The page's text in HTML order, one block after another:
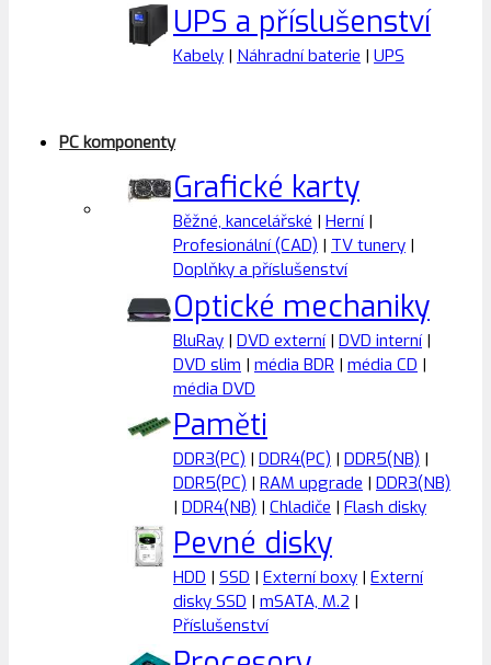
UPS a příslušenství
Kabely | Náhradní baterie | UPS
PC komponenty
Grafické karty
Běžné, kancelářské | Herní|
Profesionální (CAD) | TV tunery |
Doplňky a příslušenství
Optické mechaniky
BluRay | DVD externí| DVD interní|
DVD slim | média BDR | média CD |
média DVD
Paměti
DDR3(PC) | DDR4(PC) | DDR5(NB) |
DDR5(PC) | RAM upgrade | DDR3(NB)
| DDR4(NB) | Chladiče | Flash disky
Pevné disky
HDD | SSD | Externí boxy | Externí
disky SSD | mSATA, M.2 |
Příslušenství